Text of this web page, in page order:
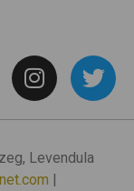
Levendula
|